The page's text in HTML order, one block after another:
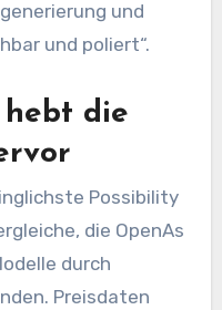
und
und poliert“.
hebt die
Possibility
die OpenAs
durch
Preisdaten